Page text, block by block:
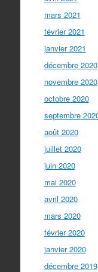
mars 2021
février 2021
janvier 2021
décembre 2020
novembre 2020
octobre 2020
septembre
août 2020
juillet 2020
juin 2020
mai 2020
avril 2020
mars 2020
février 2020
janvier 2020
décembre 2019